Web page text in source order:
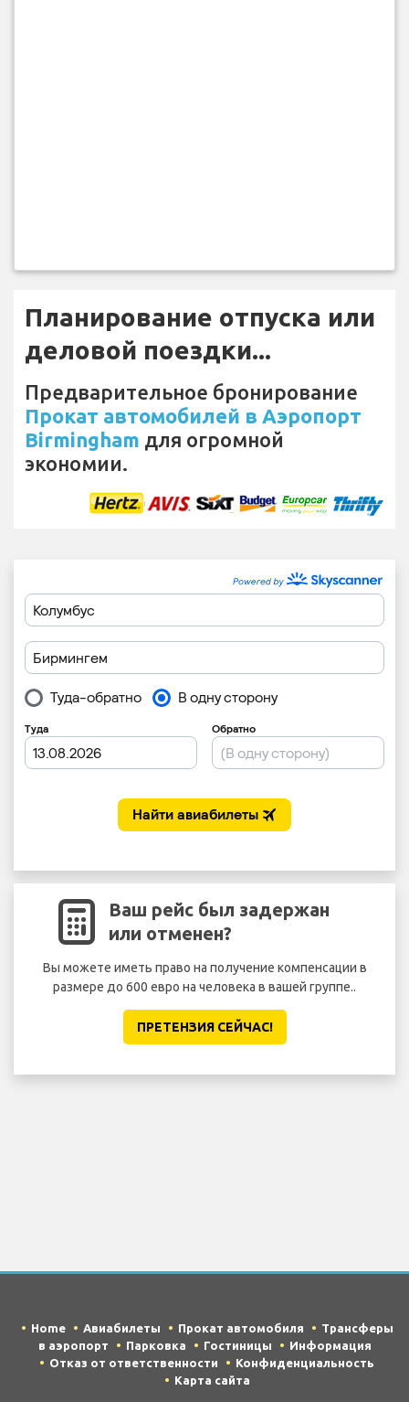
Планирование отпуска или
деловой поездки...
Предварительное бронирование
Прокат автомобилей в Аэропорт
Birmingham для огромной
экономии.
Ваш рейс был задержан
или отменен?
Вы можете иметь право на получение компенсации в
размере до 600 евро на человека в вашей группе..
ПРЕТЕНЗИЯ CЕЙЧАС!
Home Авиабилеты Прокат автомобиля
Трансферы
в аэропорт
Парковка Гостиницы
Информация
Отказ от ответственности
Конфиденциальность
Карта сайта